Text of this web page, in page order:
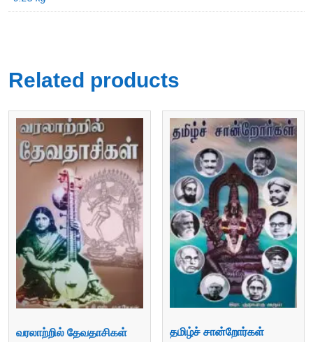
Related products
வரலாற்றில் தேவதாசிகள் தமிழ்ச் சான்றோர்கள்